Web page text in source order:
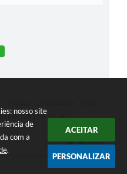
nosso site
de
com a
.
ACEITAR
PERSONALIZAR
BAIXARGOSTEI
DE 2026”.